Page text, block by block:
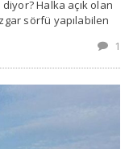
Halka açık olan
sörfü yapılabilen
1